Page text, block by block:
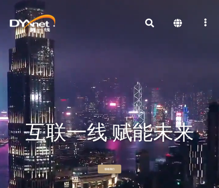
互联一线 赋能未来
联络我们